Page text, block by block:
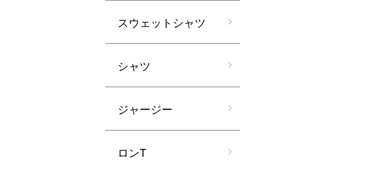
スウェットシャツ
シャツ
ジャージー
ロンT